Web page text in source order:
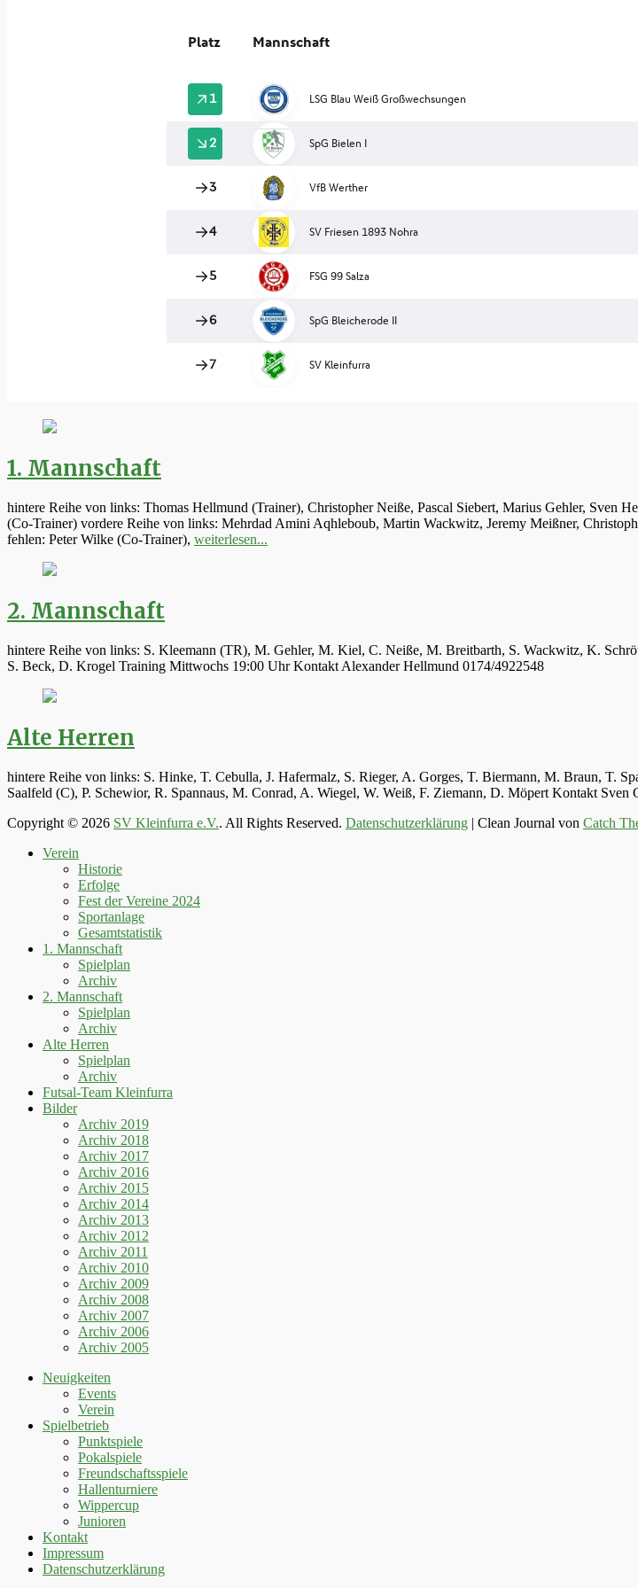
1. Mannschaft
hintere Reihe von links: Thomas Hellmund (Trainer), Christopher Neiße, Pascal Siebert, Marius Gehler, Sven
(Co-Trainer) vordere Reihe von links: Mehrdad Amini Aqhleboub, Martin Wackwitz, Jeremy Meißner,
fehlen: Peter Wilke (Co-Trainer), weiterlesen...
2. Mannschaft
hintere Reihe von links: S. Kleemann (TR), M. Gehler, M. Kiel, C. Neiße, M. Breitbarth, S. Wackwitz, K.
S. Beck, D. Krogel Training Mittwochs 19:00 Uhr Kontakt Alexander Hellmund 0174/4922548
Alte Herren
hintere Reihe von links: S. Hinke, T. Cebulla, J. Hafermalz, S. Rieger, A. Gorges, T. Biermann, M. Braun, T.
Saalfeld (C), P. Schewior, R. Spannaus, M. Conrad, A. Wiegel, W. Weiß, F. Ziemann, D. Möpert Kontakt Sven
Copyright © 2026 SV Kleinfurra e.V.. All Rights Reserved. Datenschutzerklärung | Clean Journal von Catch
scrollenVerein
Historie
Erfolge
Fest der Vereine 2024
Sportanlage
Gesamtstatistik
1. Mannschaft
Spielplan
Archiv
2. Mannschaft
Spielplan
Archiv
Alte Herren
Spielplan
Archiv
Futsal-Team Kleinfurra
Bilder
Archiv 2019
Archiv 2018
Archiv 2017
Archiv 2016
Archiv 2015
Archiv 2014
Archiv 2013
Archiv 2012
Archiv 2011
Archiv 2010
Archiv 2009
Archiv 2008
Archiv 2007
Archiv 2006
Archiv 2005
Neuigkeiten
Events
Verein
Spielbetrieb
Punktspiele
Pokalspiele
Freundschaftsspiele
Hallenturniere
Wippercup
Junioren
Kontakt
Impressum
Datenschutzerklärung